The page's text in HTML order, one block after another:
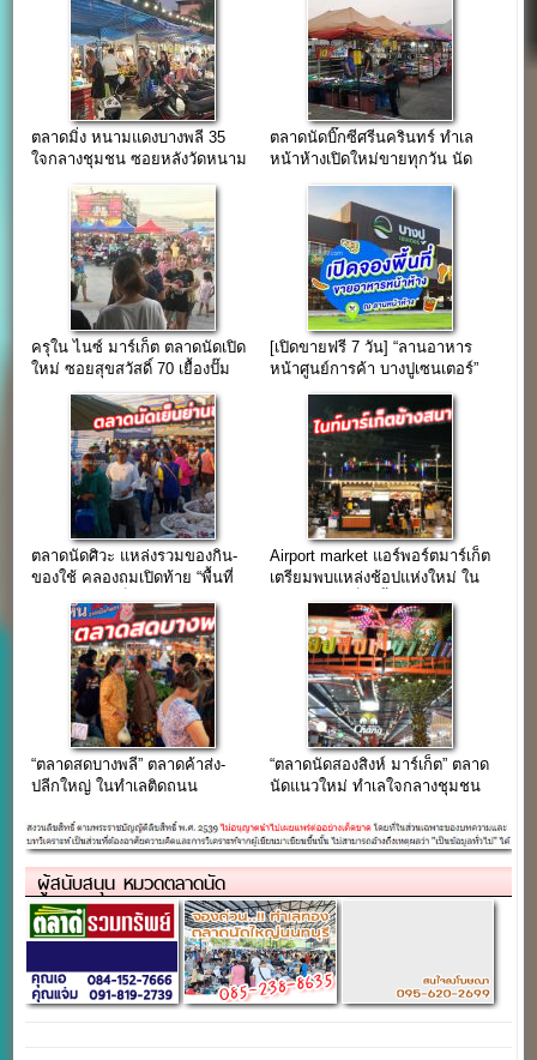
ตลาดมิ่ง หนามแดงบางพลี 35
ใจกลางชุมชน ซอยหลังวัดหนาม
ตลาดนัดบิ๊กซีศรีนครินทร์ ทำเล
หน้าห้างเปิดใหม่ขายทุกวัน นัด
ครุใน ไนซ์ มาร์เก็ต ตลาดนัดเปิด
ใหม่ ซอยสุขสวัสดิ์ 70 เยื้องปั๊ม
[เปิดขายฟรี 7 วัน] “ลานอาหาร
หน้าศูนย์การค้า บางปูเซนเตอร์”
ตลาดนัดศิวะ แหล่งรวมของกิน-
ของใช้ คลองถมเปิดท้าย “พื้นที่
ขายของช่วงเย็น”
Airport market แอร์พอร์ตมาร์เก็ต
เตรียมพบแหล่งช้อปแห่งใหม่ ใน
ย่านกิ่งแก้ว เร็วๆนี้
“ตลาดสดบางพลี” ตลาดค้าส่ง-
ปลีกใหญ่ ในทำเลติดถนน
“ตลาดนัดสองสิงห์ มาร์เก็ต” ตลาด
นัดแนวใหม่ ทำเลใจกลางชุมชน
ผู้สนับสนุน หมวดตลาดนัด